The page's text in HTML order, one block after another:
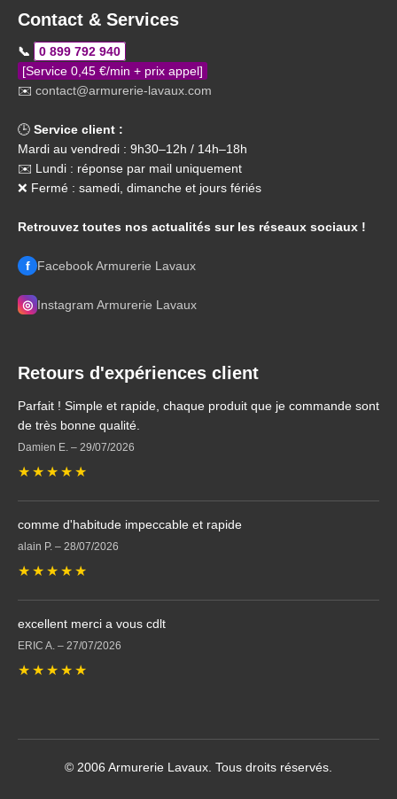
Contact & Services
📞
0 899 792 940
[Service 0,45 €/min + prix appel]
✉️ contact@armurerie-lavaux.com
🕒 Service client :
Mardi au vendredi : 9h30–12h / 14h–18h
✉️ Lundi : réponse par mail uniquement
❌ Fermé : samedi, dimanche et jours fériés
Retrouvez toutes nos actualités sur les réseaux sociaux !
f Facebook Armurerie Lavaux
◎ Instagram Armurerie Lavaux
Retours d'expériences client
Parfait ! Simple et rapide, chaque produit que je commande sont
de très bonne qualité.
Damien E. – 29/07/2026
★ ★ ★ ★ ★
comme d'habitude impeccable et rapide
alain P. – 28/07/2026
★ ★ ★ ★ ★
excellent merci a vous cdlt
ERIC A. – 27/07/2026
★ ★ ★ ★ ★
© 2006 Armurerie Lavaux. Tous droits réservés.